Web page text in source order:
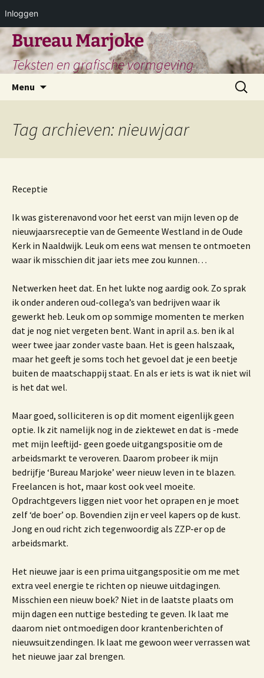
Inloggen
Ga
naar
inhoud
Bureau Marjoke
Teksten en grafische vormgeving
Menu
Zoeken
naar:
Tag archieven: nieuwjaar
Receptie
Ik was gisterenavond voor het eerst van mijn leven op de
nieuwjaarsreceptie van de Gemeente Westland in de Oude
Kerk in Naaldwijk. Leuk om eens wat mensen te ontmoeten
waar ik misschien dit jaar iets mee zou kunnen…
Netwerken heet dat. En het lukte nog aardig ook. Zo sprak
ik onder anderen oud-collega’s van bedrijven waar ik
gewerkt heb. Leuk om op sommige momenten te merken
dat je nog niet vergeten bent. Want in april a.s. ben ik al
weer twee jaar zonder vaste baan. Het is geen halszaak,
maar het geeft je soms toch het gevoel dat je een beetje
buiten de maatschappij staat. En als er iets is wat ik niet wil
is het dat wel.
Maar goed, solliciteren is op dit moment eigenlijk geen
optie. Ik zit namelijk nog in de ziektewet en dat is -mede
met mijn leeftijd- geen goede uitgangspositie om de
arbeidsmarkt te veroveren. Daarom probeer ik mijn
bedrijfje ‘Bureau Marjoke’ weer nieuw leven in te blazen.
Freelancen is hot, maar kost ook veel moeite.
Opdrachtgevers liggen niet voor het oprapen en je moet
zelf ‘de boer’ op. Bovendien zijn er veel kapers op de kust.
Jong en oud richt zich tegenwoordig als ZZP-er op de
arbeidsmarkt.
Het nieuwe jaar is een prima uitgangspositie om me met
extra veel energie te richten op nieuwe uitdagingen.
Misschien een nieuw boek? Niet in de laatste plaats om
mijn dagen een nuttige besteding te geven. Ik laat me
daarom niet ontmoedigen door krantenberichten of
nieuwsuitzendingen. Ik laat me gewoon weer verrassen wat
het nieuwe jaar zal brengen.